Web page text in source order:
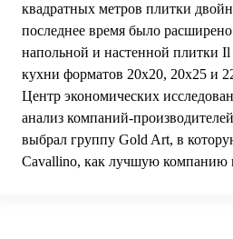
квадратных метров плитки
последнее время было
напольной и настенной плитки
кухни форматов 20x20, 20x25 и
Центр экономических
анализ компаний-
выбрал группу Gold Art, в
Cavallino, как лучшую компанию